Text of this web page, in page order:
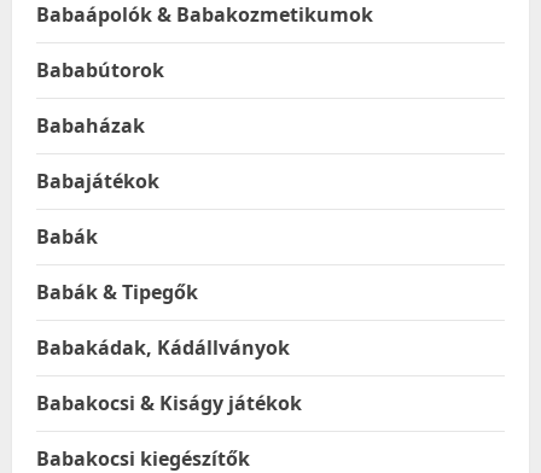
Babaápolók & Babakozmetikumok
Bababútorok
Babaházak
Babajátékok
Babák
Babák & Tipegők
Babakádak, Kádállványok
Babakocsi & Kiságy játékok
Babakocsi kiegészítők